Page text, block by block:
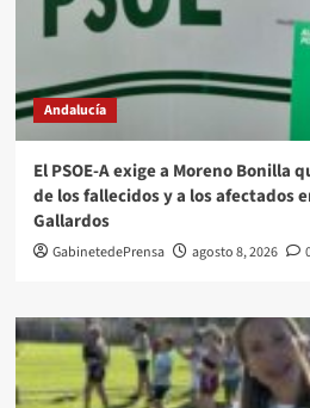
Andalucía
El PSOE-A exige a Moreno Bonilla
de los fallecidos y a los afectados
Gallardos
GabinetedePrensa agosto 8, 2026